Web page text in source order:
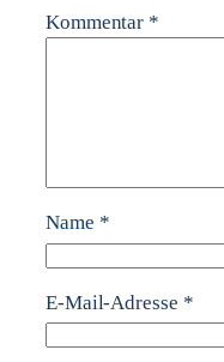
Kommentar *
Name *
E-Mail-Adresse *